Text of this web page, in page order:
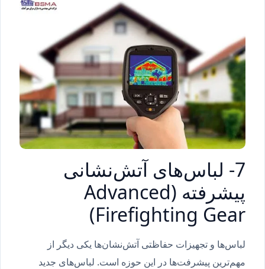
7- لباس‌های آتش‌نشانی
پیشرفته (Advanced
Firefighting Gear)
لباس‌ها و تجهیزات حفاظتی آتش‌نشان‌ها یکی دیگر از
مهم‌ترین پیشرفت‌ها در این حوزه است. لباس‌های جدید